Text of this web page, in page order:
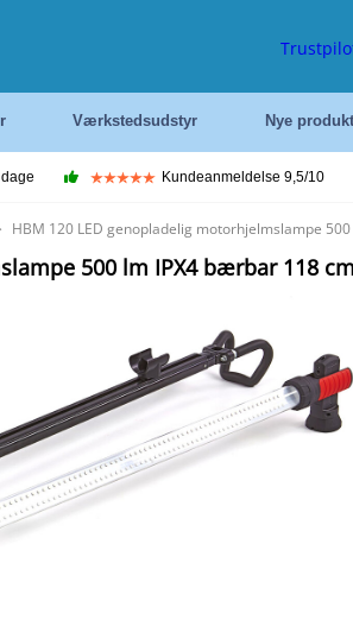
Værkstedsudstyr Nye
Kundeanmeldelse 9,5/10
HBM 120 LED genopladelig motorhjelmslampe
500 lm IPX4 bærbar 118